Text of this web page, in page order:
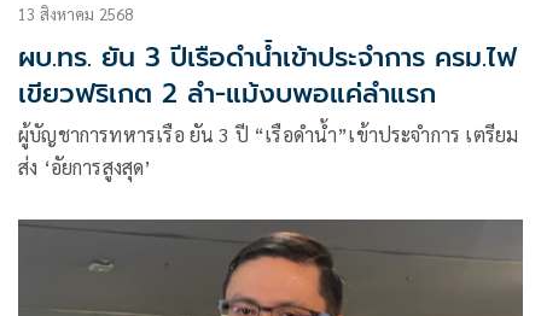
13 สิงหาคม 2568
ผบ.ทร. ยัน 3 ปีเรือดำน้ำเข้าประจำการ ครม.ไฟ
เขียวฟริเกต 2 ลำ-แม้งบพอแค่ลำแรก
ผู้บัญชาการทหารเรือ ยัน 3 ปี “เรือดำน้ำ”เข้าประจำการ เตรียม
ส่ง ‘อัยการสูงสุด’